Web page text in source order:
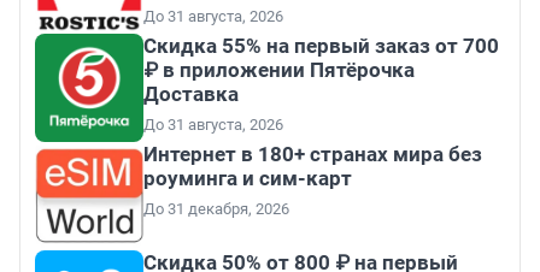
До 31 августа, 2026
Скидка 55% на первый заказ от 700
₽ в приложении Пятёрочка
Доставка
До 31 августа, 2026
Интернет в 180+ странах мира без
роуминга и сим-карт
До 31 декабря, 2026
Скидка 50% от 800 ₽ на первый